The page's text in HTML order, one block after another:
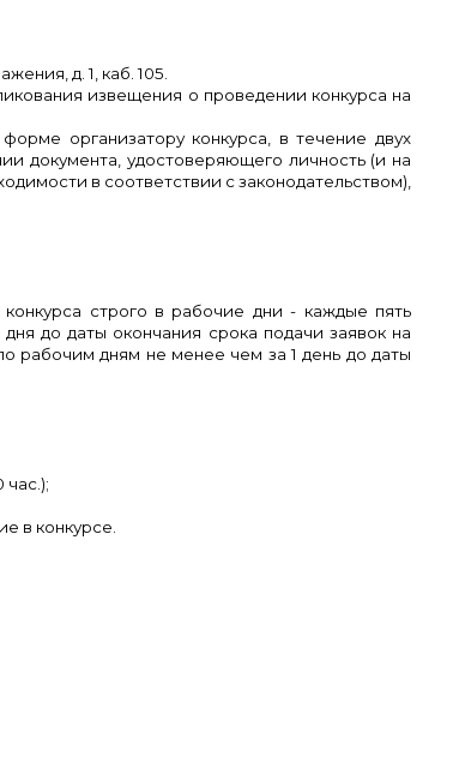
д. 1, каб. 105.
извещения о проведении конкурса на
организатору конкурса, в течение двух
документа, удостоверяющего личность (и на
в соответствии с законодательством),
строго в рабочие дни - каждые пять
до даты окончания срока подачи заявок на
рабочим дням не менее чем за 1 день до даты
час.);
в конкурсе.